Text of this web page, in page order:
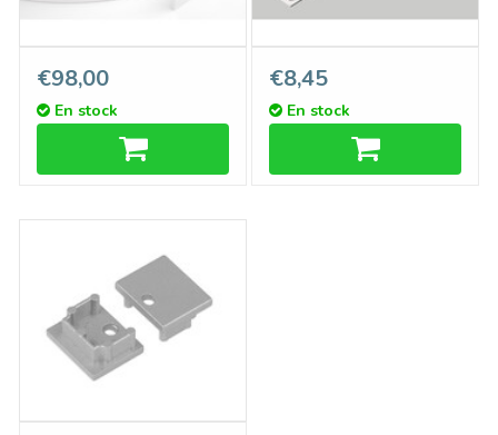
Cover C3 ClickDessus Blanc
laiteux - Rouleau de 20
mètres
€98,00
En stock
Cover C3 ClickDessus Noir
en longueurs de 1m ou 2m
€8,45
En stock